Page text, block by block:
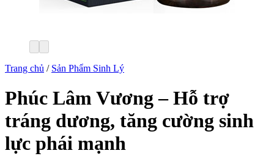
Trang chủ / Sản Phẩm Sinh Lý
Phúc Lâm Vương – Hỗ trợ
tráng dương, tăng cường sinh
lực phái mạnh